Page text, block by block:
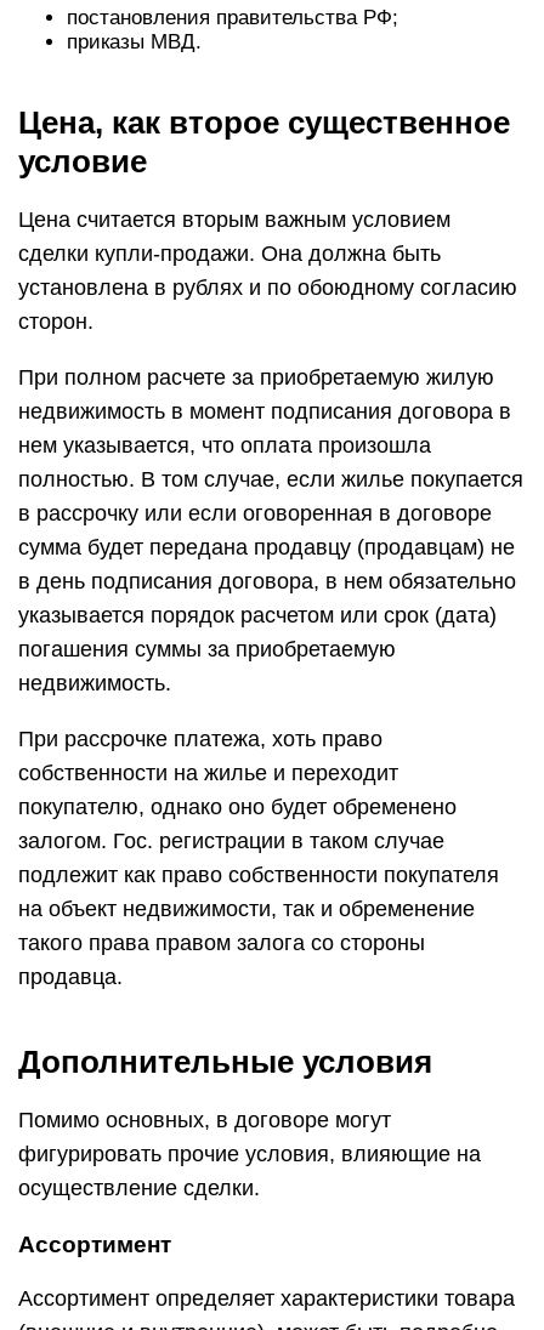
постановления правительства РФ;
приказы МВД.
Цена, как второе существенное
условие
Цена считается вторым важным условием
сделки купли-продажи. Она должна быть
установлена в рублях и по обоюдному согласию
сторон.
При полном расчете за приобретаемую жилую
недвижимость в момент подписания договора в
нем указывается, что оплата произошла
полностью. В том случае, если жилье покупается
в рассрочку или если оговоренная в договоре
сумма будет передана продавцу (продавцам) не
в день подписания договора, в нем обязательно
указывается порядок расчетом или срок (дата)
погашения суммы за приобретаемую
недвижимость.
При рассрочке платежа, хоть право
собственности на жилье и переходит
покупателю, однако оно будет обременено
залогом. Гос. регистрации в таком случае
подлежит как право собственности покупателя
на объект недвижимости, так и обременение
такого права правом залога со стороны
продавца.
Дополнительные условия
Помимо основных, в договоре могут
фигурировать прочие условия, влияющие на
осуществление сделки.
Ассортимент
Ассортимент определяет характеристики товара